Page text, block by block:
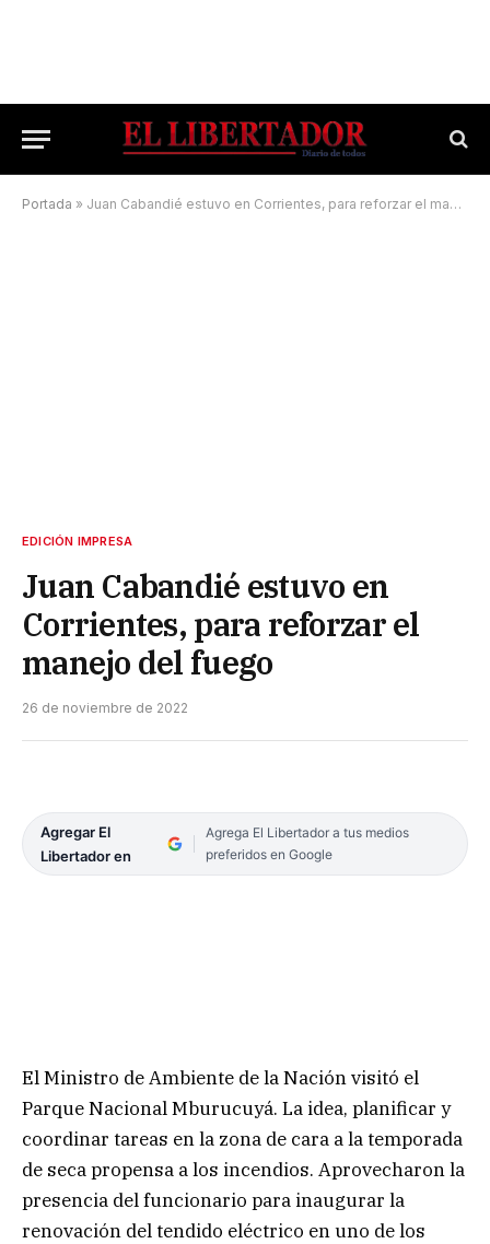
Portada » Juan Cabandié estuvo en Corrientes, para reforzar el manejo del fuego
EDICIÓN IMPRESA
Juan Cabandié estuvo en
Corrientes, para reforzar el
manejo del fuego
26 de noviembre de 2022
Agregar El
Libertador en
Agrega El Libertador a tus medios
preferidos en Google
El Ministro de Ambiente de la Nación visitó el
Parque Nacional Mburucuyá. La idea, planificar y
coordinar tareas en la zona de cara a la temporada
de seca propensa a los incendios. Aprovecharon la
presencia del funcionario para inaugurar la
renovación del tendido eléctrico en uno de los